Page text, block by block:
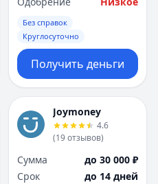
Без справок
Круглосуточно
Получить деньги
Joymoney
4.6
(19отзывов)
Сумма
до 30 000 ₽
Срок
до 14 дней